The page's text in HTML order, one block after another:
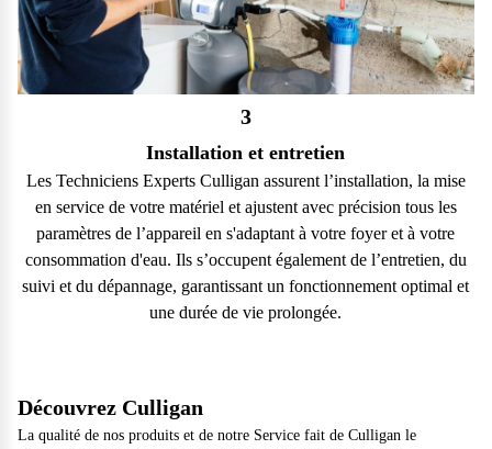
3
Installation et entretien
Les Techniciens Experts Culligan assurent l’installation, la mise
en service de votre matériel et ajustent avec précision tous les
paramètres de l’appareil en s'adaptant à votre foyer et à votre
consommation d'eau. Ils s’occupent également de l’entretien, du
suivi et du dépannage, garantissant un fonctionnement optimal et
une durée de vie prolongée.
Découvrez Culligan
La qualité de nos produits et de notre Service fait de Culligan le